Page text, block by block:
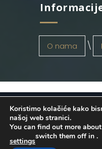
O nama
OSATINA GRUPA
byINFOS Osijek
Koristimo kolačiće kako
našoj web stranici.
You can find out more
switch them off in
settings
.